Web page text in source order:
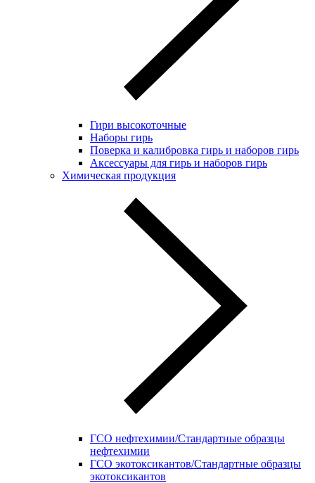
Гири высокоточные
Наборы гирь
Поверка и калибровка гирь и наборов гирь
Аксессуары для гирь и наборов гирь
Химическая продукция
ГСО нефтехимии/Стандартные образцы
нефтехимии
ГСО экотоксикантов/Стандартные образцы
экотоксикантов